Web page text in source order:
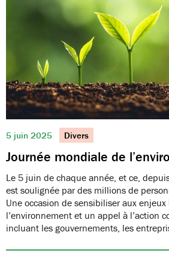
5 juin 2025 Divers
Journée mondiale de
Le 5 juin de chaque année, et ce,
est soulignée par des millions de
Une occasion de sensibiliser aux
l’environnement et un appel à l’action
incluant les gouvernements, les